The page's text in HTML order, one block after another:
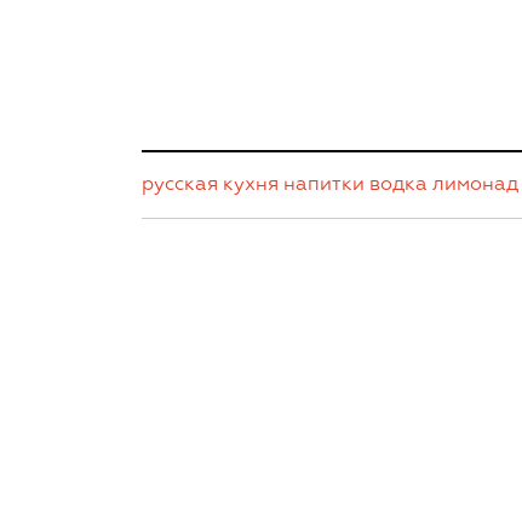
русская кухня напитки водка лимонад